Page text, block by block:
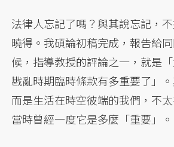
法律人忘記了嗎？與其說忘記，
曉得。我碩論初稿完成，報告給
候，指導教授的評論之一，就是
戡亂時期臨時條款有多重要了」
而是生活在時空彼端的我們，不
當時曾經一度它是多麼「重要」。